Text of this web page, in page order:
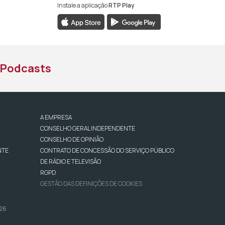
da RTP África
da RTP África
YouTube da RTP África
Instale a aplicaçãoRTP Play
Podcasts
A EMPRESA
CONSELHO GERAL INDEPENDENTE
CONSELHO DE OPINIÃO
CONTRATO DE CONCESSÃO DO SERVIÇO PÚBLICO
DE RÁDIO E TELEVISÃO
RGPD
GESTÃO DAS DEFINIÇÕES DE COOKIES